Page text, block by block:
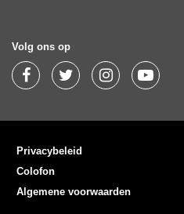
Volg ons op
Privacybeleid
Colofon
Algemene voorwaarden